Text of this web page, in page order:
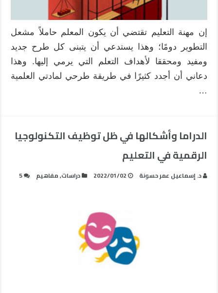
إن مهنة التعليم تقتضي أن يكون المعلم حاملاً مشعل
التطوير دومًا؛ وهذا يستدعي أن يتبنى كل طرح جديد
ومفيد ومحققا لأهداف التعلم التي يرمي إليها. وهذا
دعاني أن أجدد كثيرًا في طريقة طرحي لمادتي العلمية
…
الدراما وأشكالها في ظل توظيف التكنولوجيا
الرقمية في التعليم
د. إسماعيل عمر حسونة 2022/01/02 دراسات,مفاهيم 5